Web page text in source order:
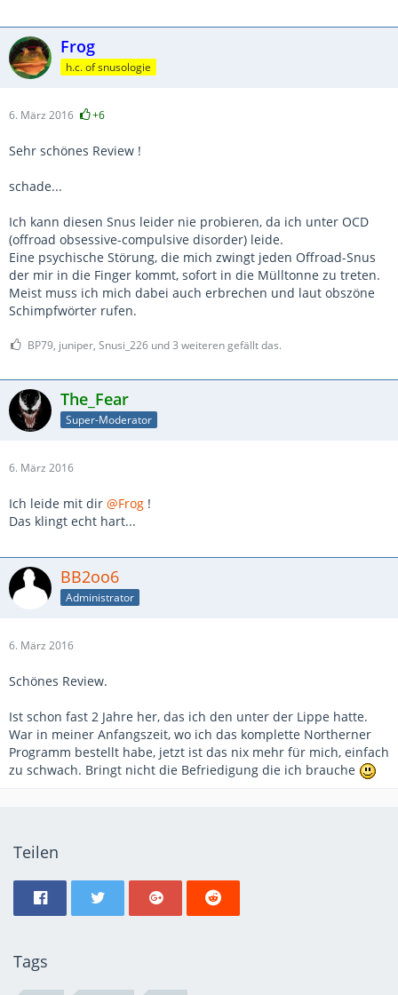
Frog
h.c. of snusologie
6. März 2016 +6
Sehr schönes Review !
schade...
Ich kann diesen Snus leider nie probieren, da ich unter OCD
(offroad obsessive-compulsive disorder) leide.
Eine psychische Störung, die mich zwingt jeden Offroad-Snus
der mir in die Finger kommt, sofort in die Mülltonne zu treten.
Meist muss ich mich dabei auch erbrechen und laut obszöne
Schimpfwörter rufen.
BP79, juniper, Snusi_226 und 3 weiteren gefällt das.
The_Fear
Super-Moderator
6. März 2016
Ich leide mit dir @Frog !
Das klingt echt hart...
BB2oo6
Administrator
6. März 2016
Schönes Review.
Ist schon fast 2 Jahre her, das ich den unter der Lippe hatte.
War in meiner Anfangszeit, wo ich das komplette Northerner
Programm bestellt habe, jetzt ist das nix mehr für mich, einfach
zu schwach. Bringt nicht die Befriedigung die ich brauche
Teilen
Tags